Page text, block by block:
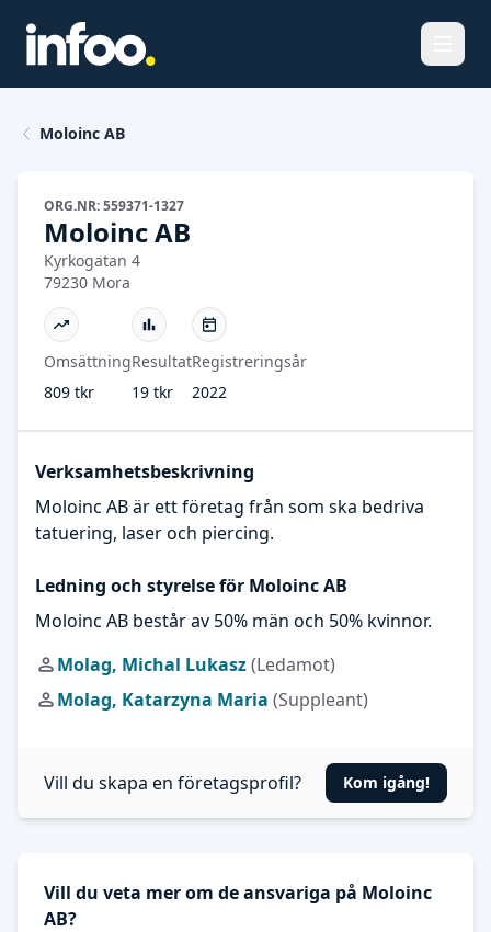
Moloinc AB
ORG.NR: 559371-1327
Moloinc AB
Kyrkogatan 4
79230 Mora
Omsättning
809 tkr
Resultat
19 tkr
Registreringsår
2022
Verksamhetsbeskrivning
Moloinc AB är ett företag från som ska bedriva
tatuering, laser och piercing.
Ledning och styrelse för Moloinc AB
Moloinc AB består av 50% män och 50% kvinnor.
Molag, Michal Lukasz(Ledamot)
Molag, Katarzyna Maria (Suppleant)
Vill du skapa en företagsprofil? Kom igång!
Vill du veta mer om de ansvariga på Moloinc
AB?